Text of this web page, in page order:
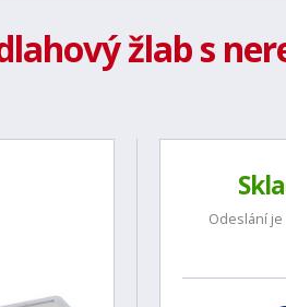
žlab s
Odeslání